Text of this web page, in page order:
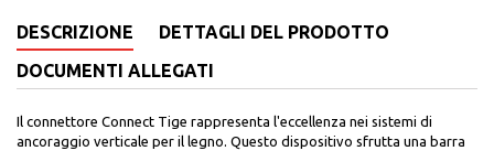
DESCRIZIONE
DETTAGLI DEL PRODOTTO
DOCUMENTI ALLEGATI
Il connettore Connect Tige rappresenta l'eccellenza nei sistemi di
ancoraggio verticale per il legno. Questo dispositivo sfrutta una barra